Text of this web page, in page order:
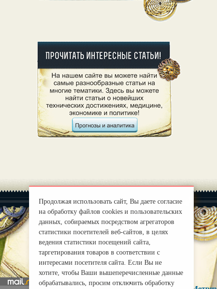
О нас |
mirprognoz@mail.ru
Продолжая использовать сайт, Вы даете согласие
на обработку файлов cookies и пользовательских
данных, собираемых посредством агрегаторов
статистики посетителей веб-сайтов, в целях
ведения статистики посещений сайта,
таргетирования товаров в соответствии с
интересами посетителя сайта. Если Вы не
хотите, чтобы Ваши вышеперечисленные данные
обрабатывались, просим отключить обработку